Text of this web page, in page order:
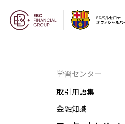
学習センター
取引用語集
金融知識